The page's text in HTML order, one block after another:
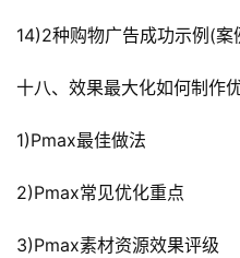
14)2种购物广告成功示例(案
十八、效果最大化如何制作
1)Pmax最佳做法
2)Pmax常见优化重点
3)Pmax素材资源效果评级